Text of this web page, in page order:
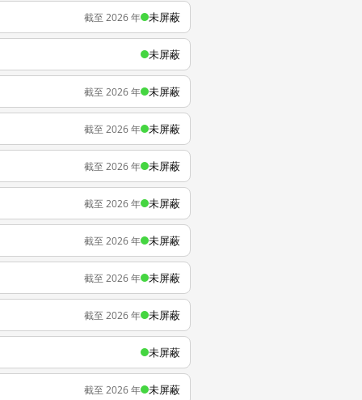
截至 2026 年 未屏蔽
未屏蔽
截至 2026 年 未屏蔽
截至 2026 年 未屏蔽
截至 2026 年 未屏蔽
截至 2026 年 未屏蔽
截至 2026 年 未屏蔽
截至 2026 年 未屏蔽
截至 2026 年 未屏蔽
未屏蔽
截至 2026 年 未屏蔽